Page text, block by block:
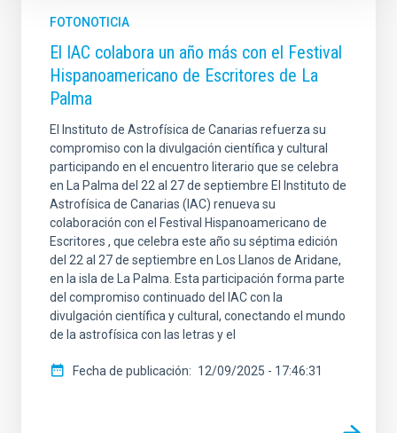
FOTONOTICIA
El IAC colabora un año más con el Festival
Hispanoamericano de Escritores de La
Palma
El Instituto de Astrofísica de Canarias refuerza su
compromiso con la divulgación científica y cultural
participando en el encuentro literario que se celebra
en La Palma del 22 al 27 de septiembre El Instituto de
Astrofísica de Canarias (IAC) renueva su
colaboración con el Festival Hispanoamericano de
Escritores , que celebra este año su séptima edición
del 22 al 27 de septiembre en Los Llanos de Aridane,
en la isla de La Palma. Esta participación forma parte
del compromiso continuado del IAC con la
divulgación científica y cultural, conectando el mundo
de la astrofísica con las letras y el
Fecha de publicación 12/09/2025 - 17:46:31